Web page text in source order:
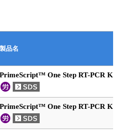
ド
製品名
PrimeScript™ One Step RT-PCR Kit
PrimeScript™ One Step RT-PCR Kit